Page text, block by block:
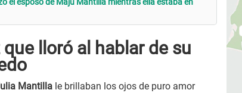
lloró al hablar de su
Mantilla le brillaban los ojos de puro amor